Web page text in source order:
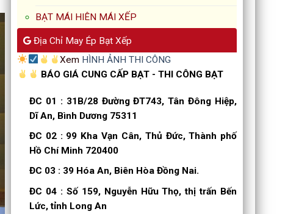
BẠT MÁI HIÊN MÁI XẾP
Địa Chỉ May Ép Bạt Xếp
Xem HÌNH ẢNH THI CÔNG
BÁO GIÁ CUNG CẤP BẠT - THI CÔNG BẠT
ĐC 01 : 31B/28 Đường ĐT743, Tân Đông Hiệp,
Dĩ An, Bình Dương 75311
ĐC 02: 99 Kha Vạn Cân, Thủ Đức, Thành phố
Hồ Chí Minh 720400
ĐC 03 : 39 Hóa An, Biên Hòa Đồng Nai.
ĐC 04 : Số 159, Nguyễn Hữu Thọ, thị trấn Bến
Lức, tỉnh Long An